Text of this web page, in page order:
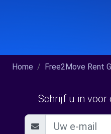
Home Free2Move Rent
Schrijf u in voor